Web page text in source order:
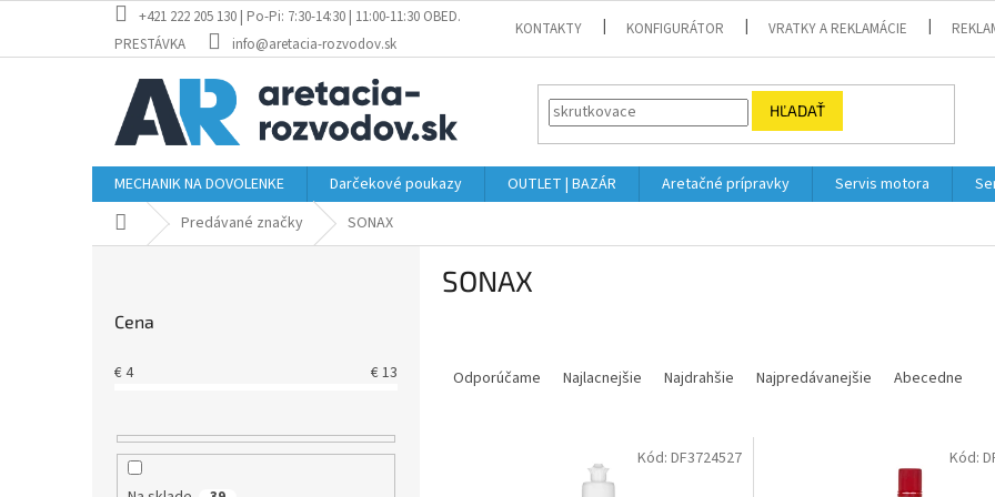
obsah
+421 222 205 130 | Po-Pi: 7:30-14:30 | 11:00-11:30 OBED.
PRESTÁVKA
info@aretacia-rozvodov.sk
KONTAKTY KONFIGURÁTOR VRATKY A REKLAMÁCIE
HĽADAŤ
MECHANIK NA DOVOLENKE Darčekové poukazy OUTLET | BAZÁR Aretačné prípravky Servis motora
DomovPredávané značky SONAX
Cena
€4 €13
SONAX
Odporúčame Najlacnejšie Najdrahšie Najpredávanejšie Abecedne
Kód: DF3724527 Kód: